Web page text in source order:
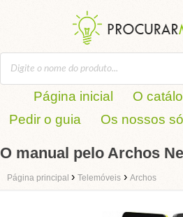
Página inicial
O
Pedir o guia
Os nossos
O manual pelo Archos
Página principal › Telemóveis › Archos